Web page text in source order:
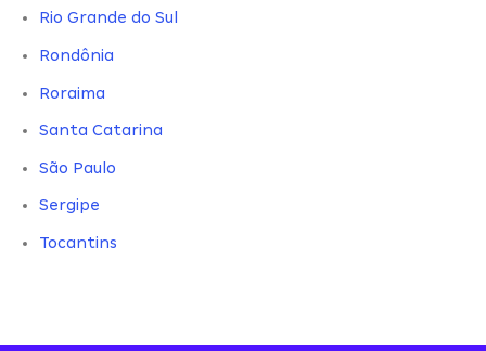
Rio Grande do Sul
Rondônia
Roraima
Santa Catarina
São Paulo
Sergipe
Tocantins